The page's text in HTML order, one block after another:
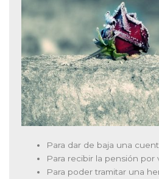
Para dar de baja una
Para recibir la pensión por
Para poder tramitar una